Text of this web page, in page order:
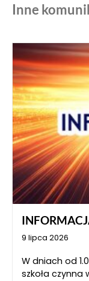
Inne
9 lipca 2026
W dniach od
szkoła czynna